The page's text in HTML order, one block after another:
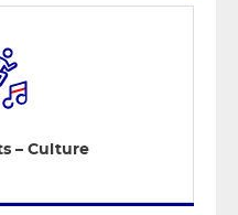
– Culture